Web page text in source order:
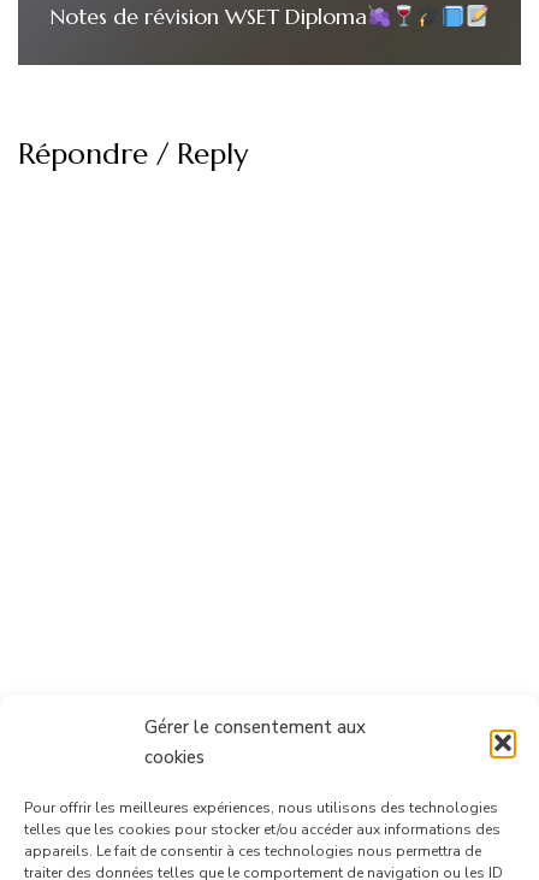
Gérer le consentement aux
cookies
Pour offrir les meilleures expériences, nous utilisons des technologies
telles que les cookies pour stocker et/ou accéder aux informations des
appareils. Le fait de consentir à ces technologies nous permettra de
traiter des données telles que le comportement de navigation ou les ID
Notes de révision WSET Diploma
Répondre / Reply